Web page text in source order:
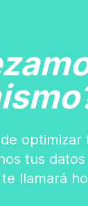
optimizar
tus
llamará